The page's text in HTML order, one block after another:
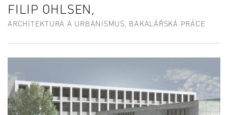
FILIP OHLSEN,
ARCHITEKTURA A URBANISMUS, BAKALÁŘSKÁ PRÁCE